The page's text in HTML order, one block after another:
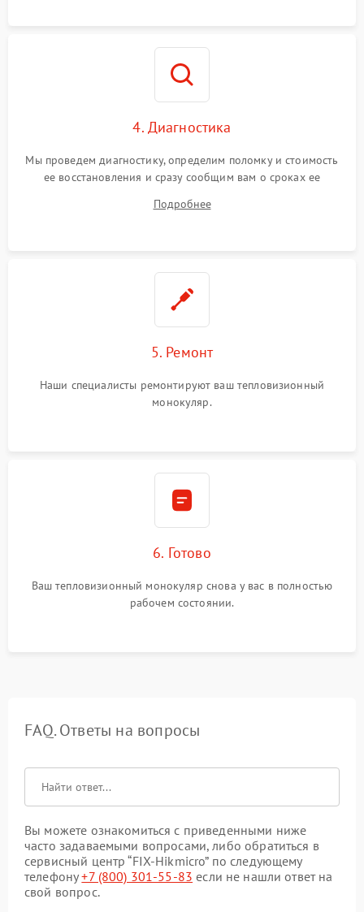
4. Диагностика
Мы проведем диагностику, определим поломку и стоимость
ее восстановления и сразу сообщим вам о сроках ее
Подробнее
5. Ремонт
Наши специалисты ремонтируют ваш тепловизионный
монокуляр.
6. Готово
Ваш тепловизионный монокуляр снова у вас в полностью
рабочем состоянии.
FAQ. Ответы на вопросы
Вы можете ознакомиться с приведенными ниже
часто задаваемыми вопросами, либо обратиться в
сервисный центр “FIX-Hikmicro” по следующему
телефону+7 (800) 301-55-83 если не нашли ответ на
свой вопрос.